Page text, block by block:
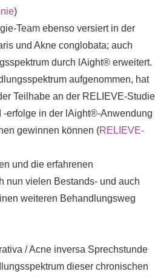
)
Team ebenso versiert in der
und Akne conglobata; auch
durch lAight® erweitert.
aufgenommen, hat
Teilhabe an der RELIEVE-Studie
-erfolge in der lAight®-Anwendung
gewinnen können (RELIEVE-
und die erfahrenen
nun vielen Bestands- und auch
weiteren Behandlungsweg
/ Acne inversa Sprechstunde
dieser chronischen